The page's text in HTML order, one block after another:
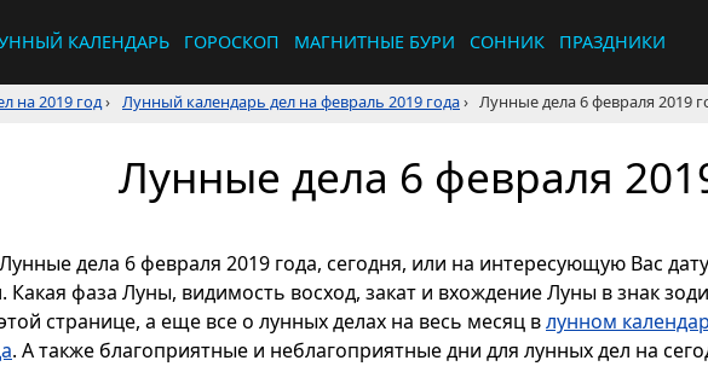
КАЛЕНДАРЬ ГОРОСКОП МАГНИТНЫЕ БУРИ СОННИК ПРАЗДНИКИ
на 2019 год› Лунный календарь дел на февраль 2019 года› Лунные дела 6 февраля 2019
Лунные дела 6 февраля
Лунные дела 6 февраля 2019 года, сегодня, или на интересующую Вас
Какая фаза Луны, видимость восход, закат и вхождение Луны в знак
странице, а еще все о лунных делах на весь месяц влунном
. А также благоприятные и неблагоприятные дни для лунных дел на